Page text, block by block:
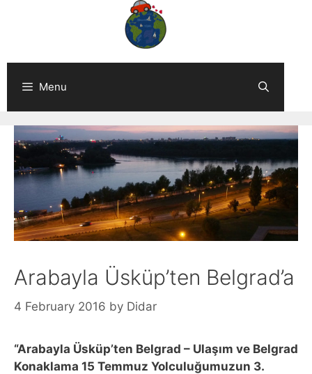
Menu
Arabayla Üsküp’ten Belgrad’a
4 February 2016 by Didar
“Arabayla Üsküp’ten Belgrad – Ulaşım ve Belgrad
Konaklama 15 Temmuz Yolculuğumuzun 3.